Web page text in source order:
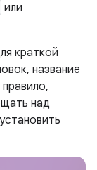
или
краткой
название
над